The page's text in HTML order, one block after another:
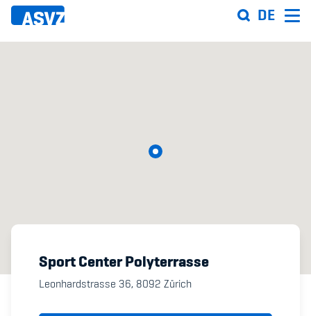
Skip
DE
Events
ASVZ@home
Sport Center Polyterrasse
Leonhardstrasse 36, 8092 Zürich